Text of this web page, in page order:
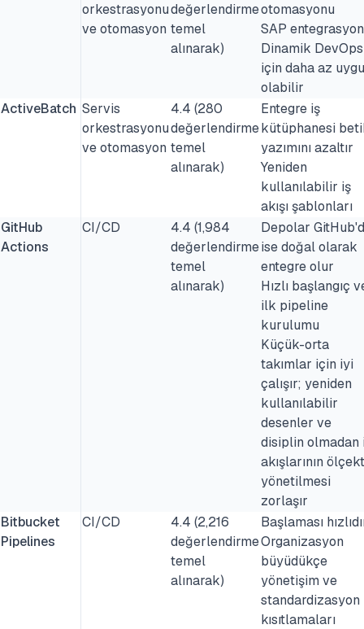
orkestrasyonu
ve otomasyon
değerlendirme
temel
alınarak)
otomasyonu
SAP
Dinamik DevOps
için daha az
olabilir
ActiveBatch Servis
orkestrasyonu
ve otomasyon
4.4 (280
değerlendirme
temel
alınarak)
Entegre iş
kütüphanesi
yazımını azaltır
Yeniden
kullanılabilir iş
akışı şablonları
GitHub
Actions
CI/CD
4.4 (1,984
değerlendirme
temel
alınarak)
Depolar
ise doğal olarak
entegre olur
Hızlı başlangıç
ilk pipeline
kurulumu
Küçük-orta
takımlar için iyi
çalışır; yeniden
kullanılabilir
desenler ve
disiplin olmadan
akışlarının
yönetilmesi
zorlaşır
Bitbucket
Pipelines
CI/CD
4.4 (2,216
değerlendirme
temel
alınarak)
Başlaması
Organizasyon
büyüdükçe
yönetişim ve
standardizasyon
kısıtlamaları